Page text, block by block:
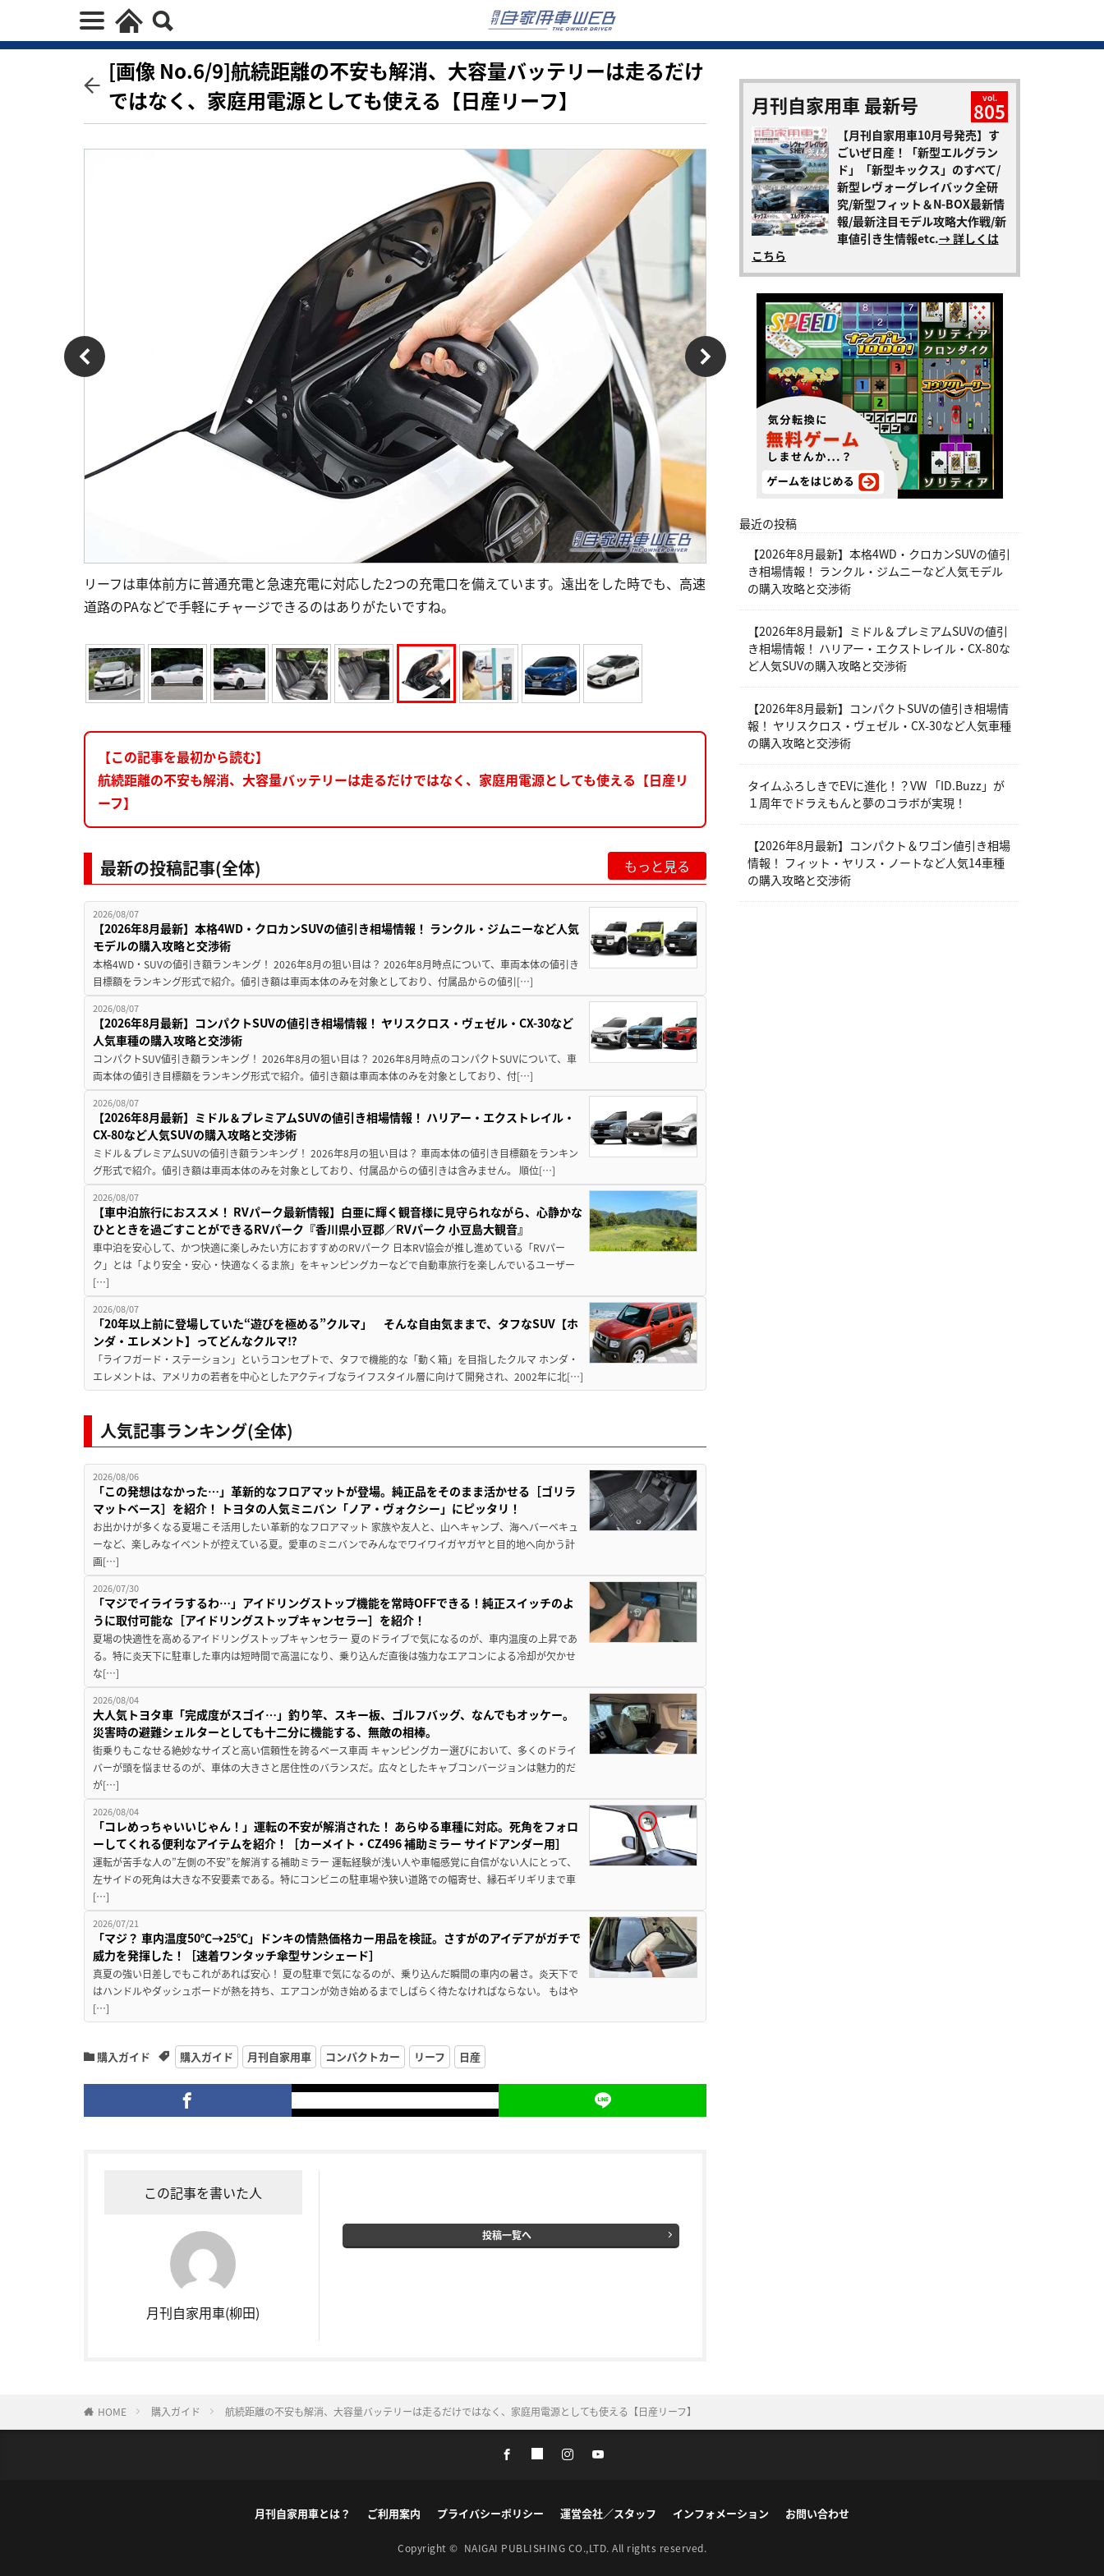
[画像 No.6/9]航続距離の不安も解消、大容量バッテリーは走るだけ
ではなく、家庭用電源としても使える【日産リーフ】
リーフは車体前方に普通充電と急速充電に対応した2つの充電口を備えています。遠出をした時でも、高速
道路のPAなどで手軽にチャージできるのはありがたいですね。
【この記事を最初から読む】
航続距離の不安も解消、大容量バッテリーは走るだけではなく、家庭用電源としても使える【日産リ
ーフ】
最新の投稿記事(全体) もっと見る
2026/08/07
【2026年8月最新】本格4WD・クロカンSUVの値引き相場情報！ ランクル・ジムニーなど人気
モデルの購入攻略と交渉術
本格4WD・SUVの値引き額ランキング！ 2026年8月の狙い目は？ 2026年8月時点について、車両本体の値引き
目標額をランキング形式で紹介。値引き額は車両本体のみを対象としており、付属品からの値引[…]
2026/08/07
【2026年8月最新】コンパクトSUVの値引き相場情報！ ヤリスクロス・ヴェゼル・CX-30など
人気車種の購入攻略と交渉術
コンパクトSUV値引き額ランキング！ 2026年8月の狙い目は？ 2026年8月時点のコンパクトSUVについて、車
両本体の値引き目標額をランキング形式で紹介。値引き額は車両本体のみを対象としており、付[…]
2026/08/07
【2026年8月最新】ミドル＆プレミアムSUVの値引き相場情報！ ハリアー・エクストレイル・
CX-80など人気SUVの購入攻略と交渉術
ミドル＆プレミアムSUVの値引き額ランキング！ 2026年8月の狙い目は？ 車両本体の値引き目標額をランキン
グ形式で紹介。値引き額は車両本体のみを対象としており、付属品からの値引きは含みません。 順位[…]
2026/08/07
【車中泊旅行におススメ！ RVパーク最新情報】白亜に輝く観音様に見守られながら、心静かな
ひとときを過ごすことができるRVパーク『香川県小豆郡／RVパーク 小豆島大観音』
車中泊を安心して、かつ快適に楽しみたい方におすすめのRVパーク 日本RV協会が推し進めている「RVパー
ク」とは「より安全・安心・快適なくるま旅」をキャンピングカーなどで自動車旅行を楽しんでいるユーザー
[…]
2026/08/07
「20年以上前に登場していた“遊びを極める”クルマ」 そんな自由気ままで、タフなSUV【ホ
ンダ・エレメント】ってどんなクルマ⁉︎
「ライフガード・ステーション」というコンセプトで、タフで機能的な「動く箱」を目指したクルマ ホンダ・
エレメントは、アメリカの若者を中心としたアクティブなライフスタイル層に向けて開発され、2002年に北[…]
人気記事ランキング(全体)
2026/08/06
「この発想はなかった…」革新的なフロアマットが登場。純正品をそのまま活かせる［ゴリラ
マットベース］を紹介！ トヨタの人気ミニバン「ノア・ヴォクシー」にピッタリ！
お出かけが多くなる夏場こそ活用したい革新的なフロアマット 家族や友人と、山へキャンプ、海へバーベキュ
ーなど、楽しみなイベントが控えている夏。愛車のミニバンでみんなでワイワイガヤガヤと目的地へ向かう計
画[…]
2026/07/30
「マジでイライラするわ…」アイドリングストップ機能を常時OFFできる！純正スイッチのよ
うに取付可能な［アイドリングストップキャンセラー］を紹介！
夏場の快適性を高めるアイドリングストップキャンセラー 夏のドライブで気になるのが、車内温度の上昇であ
る。特に炎天下に駐車した車内は短時間で高温になり、乗り込んだ直後は強力なエアコンによる冷却が欠かせ
な[…]
2026/08/04
大人気トヨタ車「完成度がスゴイ…」釣り竿、スキー板、ゴルフバッグ、なんでもオッケー。
災害時の避難シェルターとしても十二分に機能する、無敵の相棒。
街乗りもこなせる絶妙なサイズと高い信頼性を誇るベース車両 キャンピングカー選びにおいて、多くのドライ
バーが頭を悩ませるのが、車体の大きさと居住性のバランスだ。広々としたキャブコンバージョンは魅力的だ
が[…]
2026/08/04
「コレめっちゃいいじゃん！」運転の不安が解消された！ あらゆる車種に対応。死角をフォロ
ーしてくれる便利なアイテムを紹介！［カーメイト・CZ496 補助ミラー サイドアンダー用］
運転が苦手な人の”左側の不安”を解消する補助ミラー 運転経験が浅い人や車幅感覚に自信がない人にとって、
左サイドの死角は大きな不安要素である。特にコンビニの駐車場や狭い道路での幅寄せ、縁石ギリギリまで車
[…]
2026/07/21
「マジ？ 車内温度50℃→25℃」ドンキの情熱価格カー用品を検証。さすがのアイデアがガチで
威力を発揮した！［速着ワンタッチ傘型サンシェード］
真夏の強い日差しでもこれがあれば安心！ 夏の駐車で気になるのが、乗り込んだ瞬間の車内の暑さ。炎天下で
はハンドルやダッシュボードが熱を持ち、エアコンが効き始めるまでしばらく待たなければならない。 もはや
[…]
購入ガイド 購入ガイド 月刊自家用車 コンパクトカー リーフ 日産
この記事を書いた人
月刊自家用車(柳田)
投稿一覧へ
月刊自家用車 最新号 vol.
805
【月刊自家用車10月号発売】す
ごいぜ日産！「新型エルグラン
ド」「新型キックス」のすべて/
新型レヴォーグレイバック全研
究/新型フィット＆N-BOX最新情
報/最新注目モデル攻略大作戦/新
車値引き生情報etc.→ 詳しくは
こちら
最近の投稿
【2026年8月最新】本格4WD・クロカンSUVの値引
き相場情報！ ランクル・ジムニーなど人気モデル
の購入攻略と交渉術
【2026年8月最新】ミドル＆プレミアムSUVの値引
き相場情報！ ハリアー・エクストレイル・CX-80な
ど人気SUVの購入攻略と交渉術
【2026年8月最新】コンパクトSUVの値引き相場情
報！ ヤリスクロス・ヴェゼル・CX-30など人気車種
の購入攻略と交渉術
タイムふろしきでEVに進化！？VW 「ID.Buzz」が
１周年でドラえもんと夢のコラボが実現！
【2026年8月最新】コンパクト＆ワゴン値引き相場
情報！ フィット・ヤリス・ノートなど人気14車種
の購入攻略と交渉術
HOME 購入ガイド 航続距離の不安も解消、大容量バッテリーは走るだけではなく、家庭用電源としても使える【日産リーフ】
月刊自家用車とは？ ご利用案内 プライバシーポリシー 運営会社／スタッフ インフォメーション お問い合わせ
Copyright © NAIGAI PUBLISHING CO.,LTD. All rights reserved.